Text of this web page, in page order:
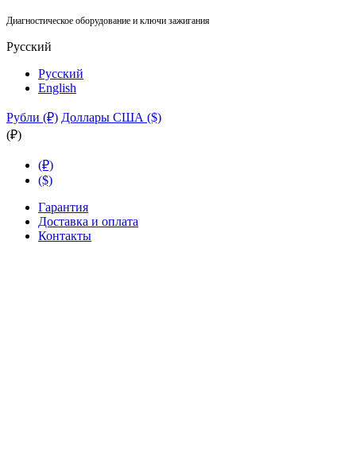
Диагностическое оборудование и ключи зажигания
Русский
Русский
English
Рубли (₽) Доллары США ($)
(₽)
(₽)
($)
Гарантия
Доставка и оплата
Контакты